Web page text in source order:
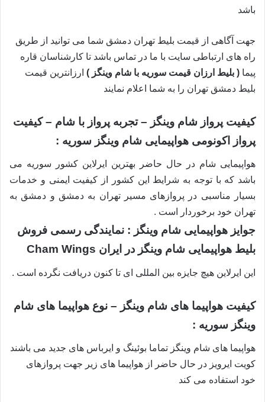
باشد
جهت آگاهی از قیمت بلیط تهران دمشق شما می توانید از طریق
راه های ارتباطی سایت با ما در تماس باشد تا کارشناسان قاره
پیما ( بلیط ارزان قیمت سوریه با شام وینگز ) ارزانترین قیمت
بلیط دمشق تهران را به شما اعلام نمایند
کیفیت پرواز شام وینگز – تجربه پرواز با شام – کیفیت
پرواز اکونومی هواپیمایی شام وینگز سوریه :
هواپیمایی شام در حال حاضر بهترین ایرلاین کشور سوریه می
باشد که با توجه به شرایط این کشور از کیفیت ایمنی و خدمات
بسیار مناسبی در پروازهای مسیر تهران به دمشق و دمشق به
تهران خود برخوردار است .
جوایز هواپیمایی شام وینگز : نمایندگی رسمی فروش
بلیط هواپیمایی شام وینگز در ایران Cham Wings
این ایرلاین هیچ جایزه بین المللی ای تا کنون دریافت نگرده است .
کیفیت هواپیما های شام وینگز – نوع هواپیما های شام
وینگز سوریه :
هواپیما های شام وینگز تماما بوئینگ و ایرباس های جدید می باشند
کویت ایرویز در حال حاضر از هواپیما های زیر جهت پروازهای
خود استفاده می کند